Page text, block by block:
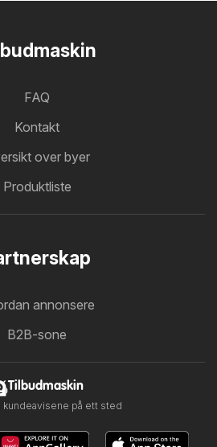
FAQ
Kontakt
over byer
Produktliste
annonsere
B2B-sone
Tilbudmaskin
kundeavisene på ett sted